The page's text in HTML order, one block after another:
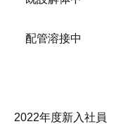
配管溶接中
2022年度新入社員